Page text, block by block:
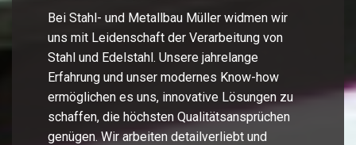
Bei Stahl- und Metallbau Müller widmen wir
uns mit Leidenschaft der Verarbeitung von
Stahl und Edelstahl. Unsere jahrelange
Erfahrung und unser modernes Know-how
ermöglichen es uns, innovative Lösungen zu
schaffen, die höchsten Qualitätsansprüchen
genügen. Wir arbeiten detailverliebt und